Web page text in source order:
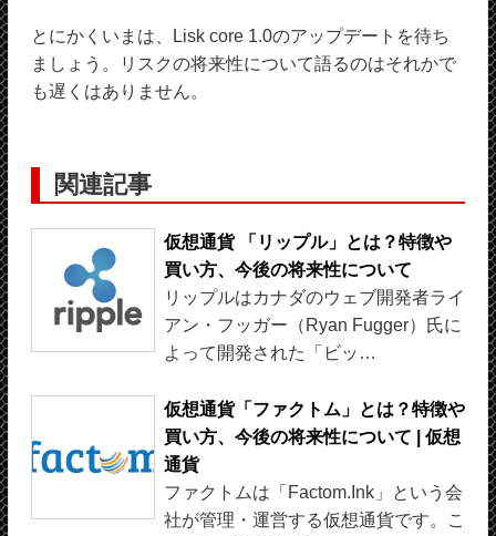
とにかくいまは、Lisk core 1.0のアップデートを待ち
ましょう。リスクの将来性について語るのはそれかで
も遅くはありません。
関連記事
仮想通貨 「リップル」とは？特徴や
買い方、今後の将来性について
リップルはカナダのウェブ開発者ライ
アン・フッガー（Ryan Fugger）氏に
よって開発された「ビッ…
仮想通貨「ファクトム」とは？特徴や
買い方、今後の将来性について | 仮想
通貨
ファクトムは「Factom.Ink」という会
社が管理・運営する仮想通貨です。こ